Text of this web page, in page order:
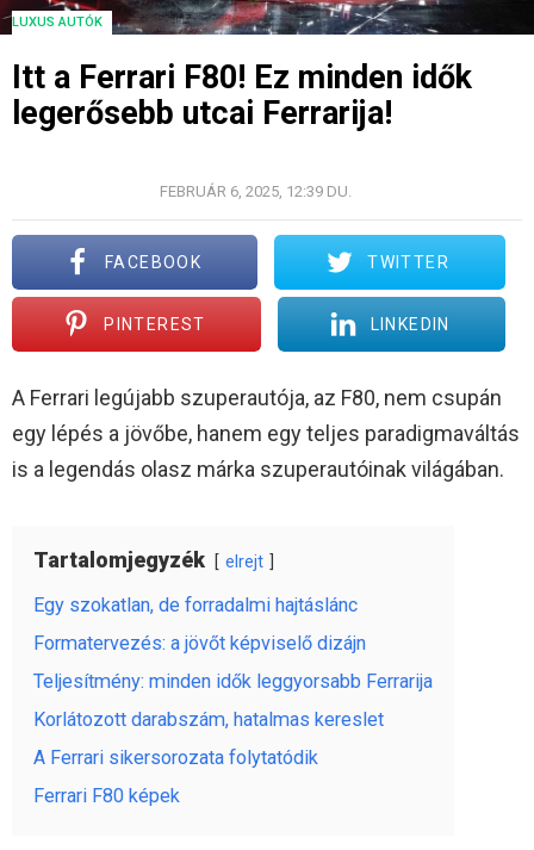
LUXUS AUTÓK
Itt a Ferrari F80! Ez minden idők
legerősebb utcai Ferrarija!
FEBRUÁR 6, 2025, 12:39 DU.
FACEBOOK TWITTER
PINTEREST LINKEDIN
A Ferrari legújabb szuperautója, az F80, nem csupán
egy lépés a jövőbe, hanem egy teljes paradigmaváltás
is a legendás olasz márka szuperautóinak világában.
Tartalomjegyzék elrejt
Egy szokatlan, de forradalmi hajtáslánc
Formatervezés: a jövőt képviselő dizájn
Teljesítmény: minden idők leggyorsabb Ferrarija
Korlátozott darabszám, hatalmas kereslet
A Ferrari sikersorozata folytatódik
Ferrari F80 képek